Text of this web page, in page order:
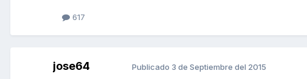
617
jose64 Publicado 3 de Septiembre del 2015